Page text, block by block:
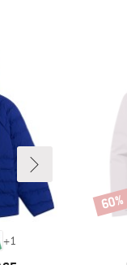
+1
Rabat
60%